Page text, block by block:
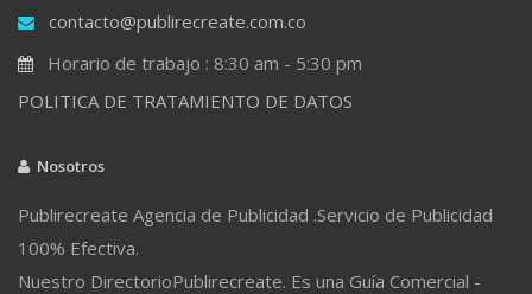
contacto@publirecreate.com.co
Horario de trabajo : 8:30 am - 5:30 pm
POLITICA DE TRATAMIENTO DE DATOS
Nosotros
Publirecreate Agencia de Publicidad .Servicio de Publicidad
100% Efectiva.
Nuestro DirectorioPublirecreate. Es una Guía Comercial -